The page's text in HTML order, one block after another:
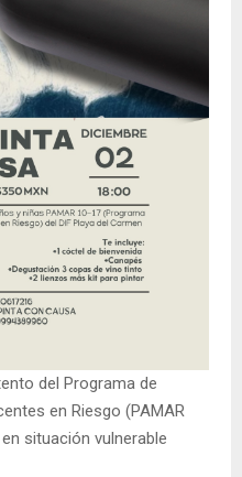
del Programa de
en Riesgo (PAMAR
situación vulnerable